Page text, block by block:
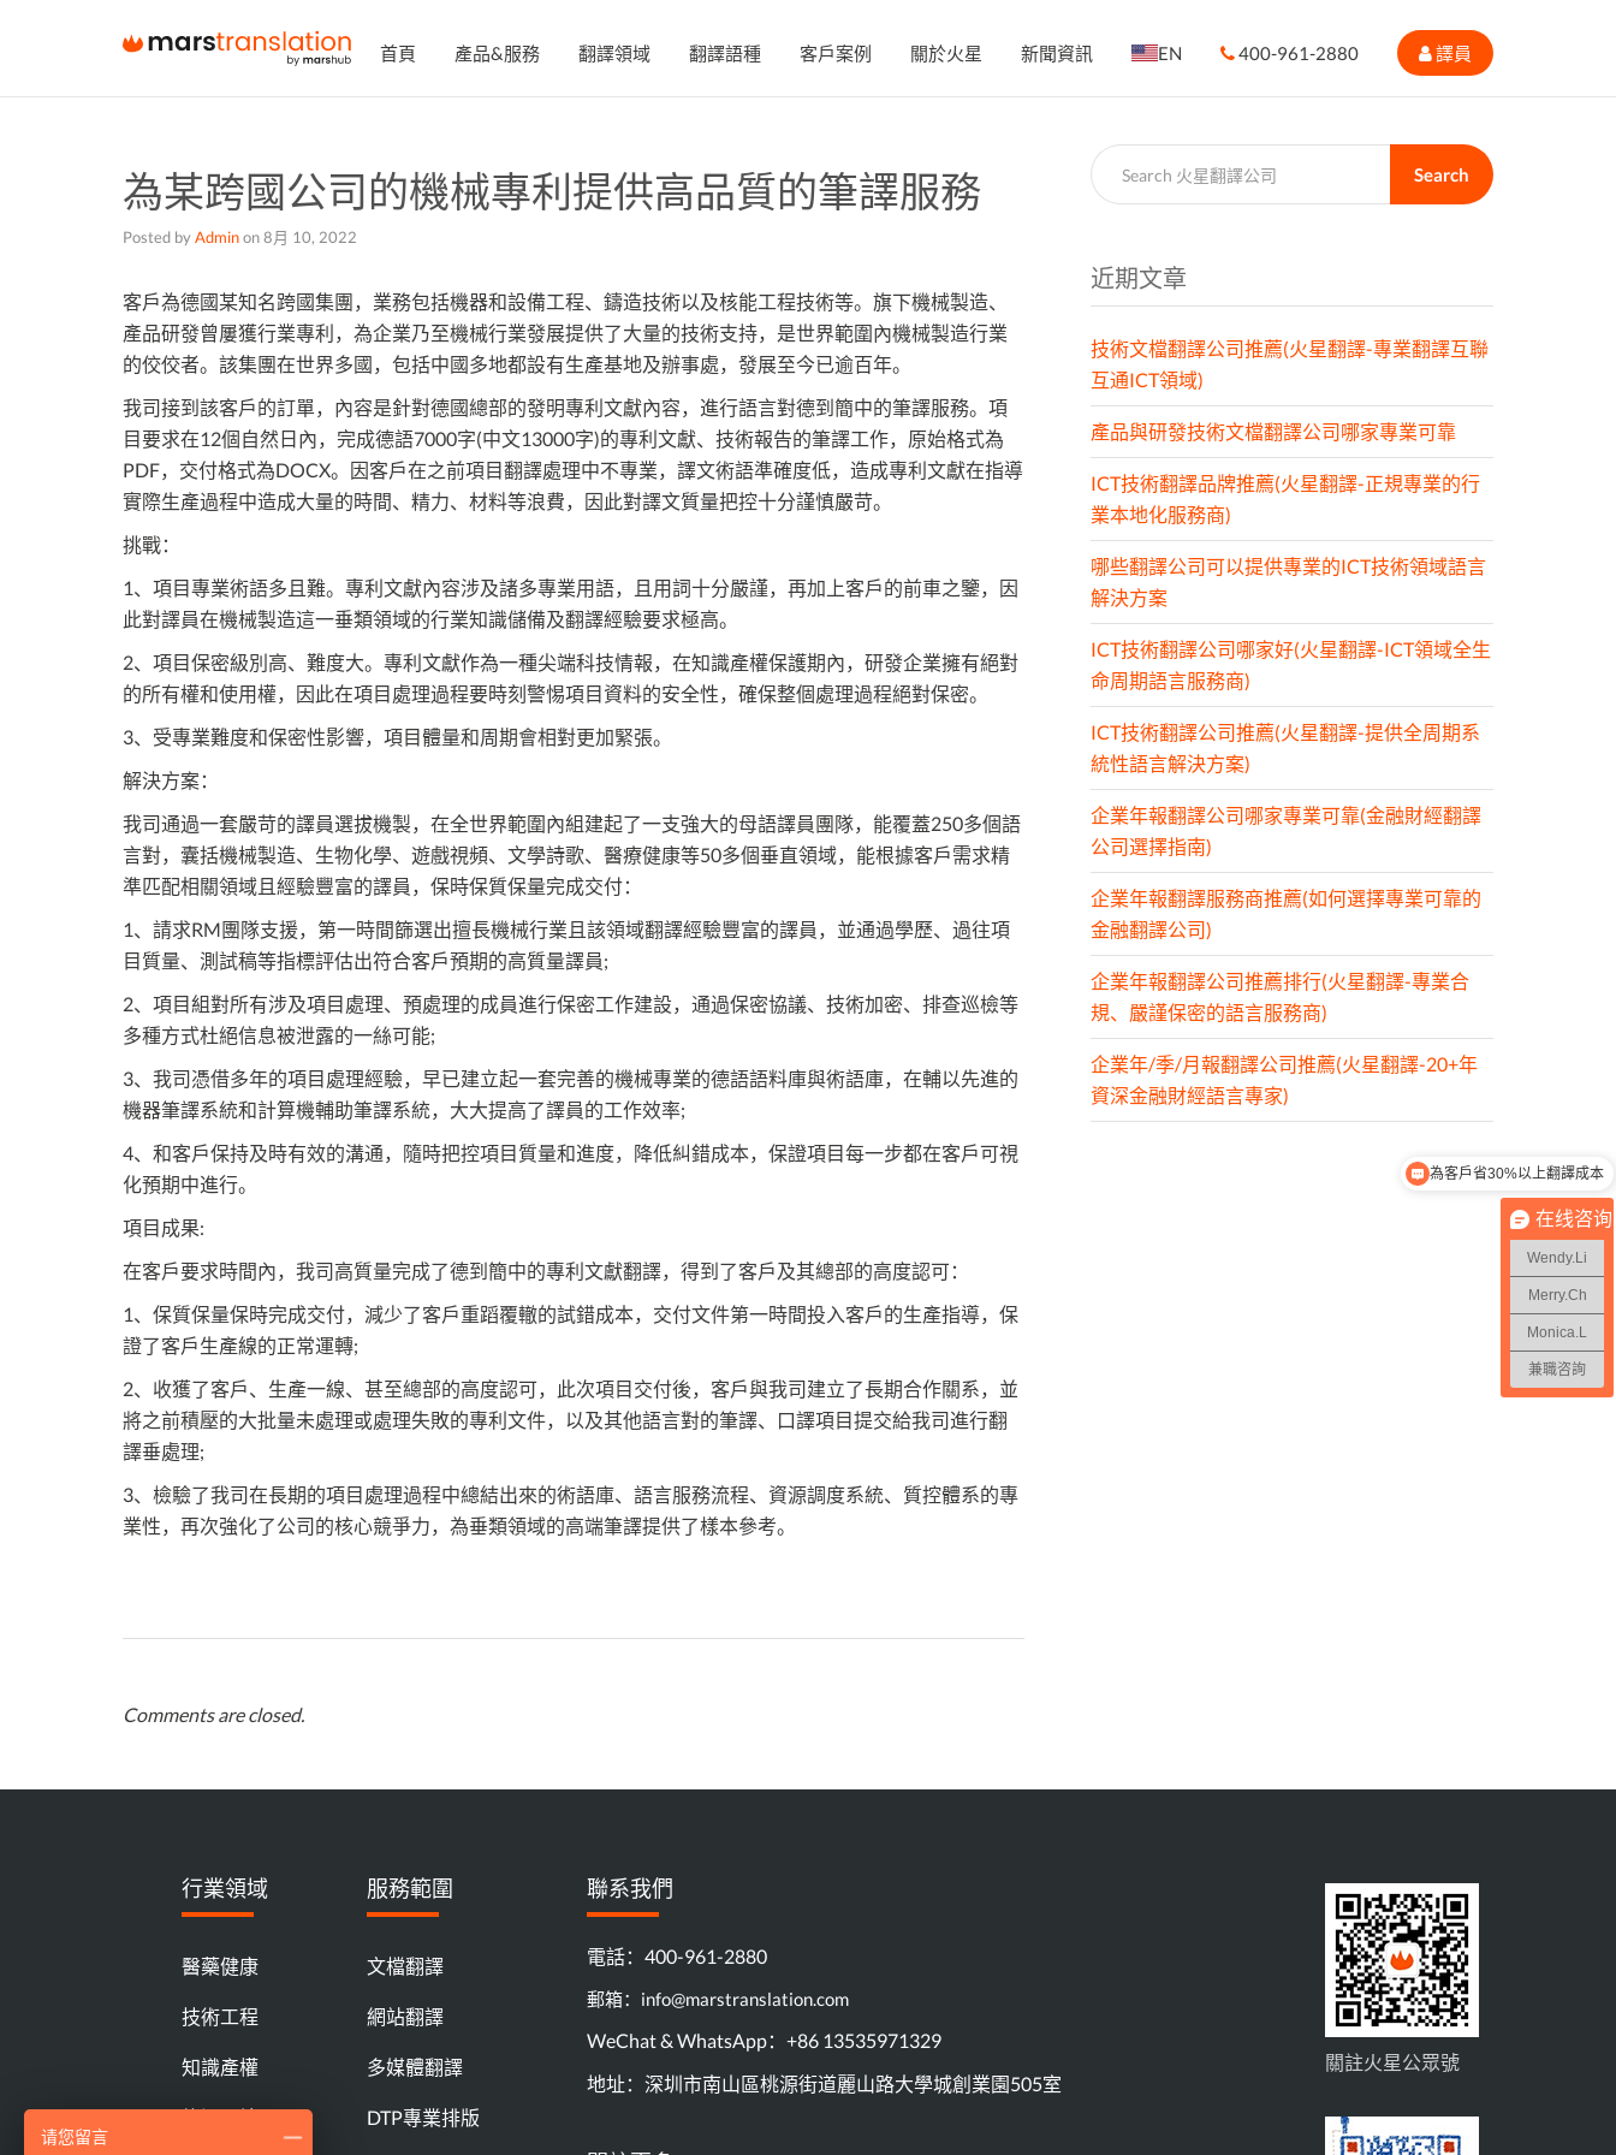
首頁 產品&服務 翻譯領域 翻譯語種 客戶案例 關於火星 新聞資訊 EN 400-961-2880 譯員
為某跨國公司的機械專利提供高品質的筆譯服務
Posted byAdminon8月 10, 2022
客戶為德國某知名跨國集團，業務包括機器和設備工程、鑄造技術以及核能工程技術等。旗下機械製造、
產品研發曾屢獲行業專利，為企業乃至機械行業發展提供了大量的技術支持，是世界範圍內機械製造行業
的佼佼者。該集團在世界多國，包括中國多地都設有生產基地及辦事處，發展至今已逾百年。
我司接到該客戶的訂單，內容是針對德國總部的發明專利文獻內容，進行語言對德到簡中的筆譯服務。項
目要求在12個自然日內，完成德語7000字(中文13000字)的專利文獻、技術報告的筆譯工作，原始格式為
PDF，交付格式為DOCX。因客戶在之前項目翻譯處理中不專業，譯文術語準確度低，造成專利文獻在指導
實際生產過程中造成大量的時間、精力、材料等浪費，因此對譯文質量把控十分謹慎嚴苛。
挑戰：
1、項目專業術語多且難。專利文獻內容涉及諸多專業用語，且用詞十分嚴謹，再加上客戶的前車之鑒，因
此對譯員在機械製造這一垂類領域的行業知識儲備及翻譯經驗要求極高。
2、項目保密級別高、難度大。專利文獻作為一種尖端科技情報，在知識產權保護期內，研發企業擁有絕對
的所有權和使用權，因此在項目處理過程要時刻警惕項目資料的安全性，確保整個處理過程絕對保密。
3、受專業難度和保密性影響，項目體量和周期會相對更加緊張。
解決方案：
我司通過一套嚴苛的譯員選拔機製，在全世界範圍內組建起了一支強大的母語譯員團隊，能覆蓋250多個語
言對，囊括機械製造、生物化學、遊戲視頻、文學詩歌、醫療健康等50多個垂直領域，能根據客戶需求精
準匹配相關領域且經驗豐富的譯員，保時保質保量完成交付：
1、請求RM團隊支援，第一時間篩選出擅長機械行業且該領域翻譯經驗豐富的譯員，並通過學歷、過往項
目質量、測試稿等指標評估出符合客戶預期的高質量譯員;
2、項目組對所有涉及項目處理、預處理的成員進行保密工作建設，通過保密協議、技術加密、排查巡檢等
多種方式杜絕信息被泄露的一絲可能;
3、我司憑借多年的項目處理經驗，早已建立起一套完善的機械專業的德語語料庫與術語庫，在輔以先進的
機器筆譯系統和計算機輔助筆譯系統，大大提高了譯員的工作效率;
4、和客戶保持及時有效的溝通，隨時把控項目質量和進度，降低糾錯成本，保證項目每一步都在客戶可視
化預期中進行。
項目成果:
在客戶要求時間內，我司高質量完成了德到簡中的專利文獻翻譯，得到了客戶及其總部的高度認可：
1、保質保量保時完成交付，減少了客戶重蹈覆轍的試錯成本，交付文件第一時間投入客戶的生產指導，保
證了客戶生產線的正常運轉;
2、收獲了客戶、生產一線、甚至總部的高度認可，此次項目交付後，客戶與我司建立了長期合作關系，並
將之前積壓的大批量未處理或處理失敗的專利文件，以及其他語言對的筆譯、口譯項目提交給我司進行翻
譯垂處理;
3、檢驗了我司在長期的項目處理過程中總結出來的術語庫、語言服務流程、資源調度系統、質控體系的專
業性，再次強化了公司的核心競爭力，為垂類領域的高端筆譯提供了樣本參考。
Comments are closed.
Search
近期文章
技術文檔翻譯公司推薦(火星翻譯-專業翻譯互聯
互通ICT領域)
產品與研發技術文檔翻譯公司哪家專業可靠
ICT技術翻譯品牌推薦(火星翻譯-正規專業的行
業本地化服務商)
哪些翻譯公司可以提供專業的ICT技術領域語言
解決方案
ICT技術翻譯公司哪家好(火星翻譯-ICT領域全生
命周期語言服務商)
ICT技術翻譯公司推薦(火星翻譯-提供全周期系
統性語言解決方案)
企業年報翻譯公司哪家專業可靠(金融財經翻譯
公司選擇指南)
企業年報翻譯服務商推薦(如何選擇專業可靠的
金融翻譯公司)
企業年報翻譯公司推薦排行(火星翻譯-專業合
規、嚴謹保密的語言服務商)
企業年/季/月報翻譯公司推薦(火星翻譯-20+年
資深金融財經語言專家)
行業領域
醫藥健康
技術工程
知識產權
能源環境
服務範圍
文檔翻譯
網站翻譯
多媒體翻譯
DTP專業排版
聯系我們
電話：400-961-2880
郵箱：info@marstranslation.com
WeChat & WhatsApp：+86 13535971329
地址：深圳市南山區桃源街道麗山路大學城創業園505室
關註火星公眾號
在线咨询
Wendy.Li
Merry.Ch
Monica.L
兼職咨詢
為客戶省30%以上翻譯成本
请您留言